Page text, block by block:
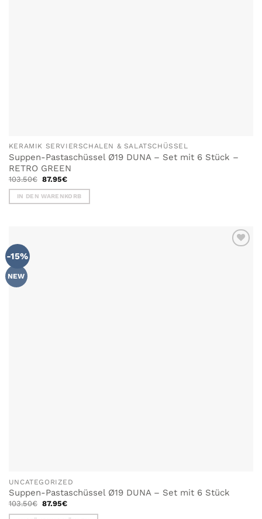
KERAMIK SERVIERSCHALEN & SALATSCHÜSSEL
Suppen-Pastaschüssel Ø19 DUNA – Set mit 6 Stück –
RETRO GREEN
103.50€ Ursprünglicher
war:
103.50€
87.95€Aktueller
ist:
87.95€.
IN DEN WARENKORB
-15%
NEW
UNCATEGORIZED
Suppen-Pastaschüssel Ø19 DUNA – Set mit 6 Stück
103.50€ Ursprünglicher
war:
87.95€Aktueller
ist: